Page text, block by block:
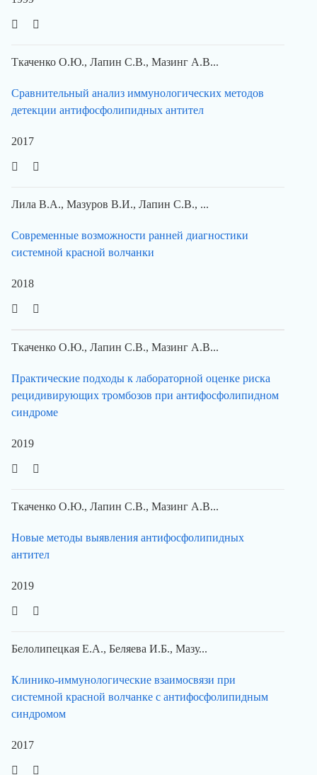
Ткаченко О.Ю., Лапин С.В., Мазинг А.В...
Сравнительный анализ иммунологических методов
детекции антифосфолипидных антител
2017
Лила В.А., Мазуров В.И., Лапин С.В., ...
Современные возможности ранней диагностики
системной красной волчанки
2018
Ткаченко О.Ю., Лапин С.В., Мазинг А.В...
Практические подходы к лабораторной оценке риска
рецидивирующих тромбозов при антифосфолипидном
синдроме
2019
Ткаченко О.Ю., Лапин С.В., Мазинг А.В...
Новые методы выявления антифосфолипидных
антител
2019
Белолипецкая Е.А., Беляева И.Б., Мазу...
Клинико-иммунологические взаимосвязи при
системной красной волчанке с антифосфолипидным
синдромом
2017